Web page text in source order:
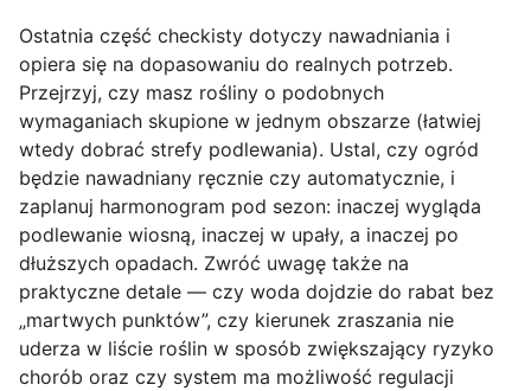
Ostatnia część checkisty dotyczy nawadniania i
opiera się na dopasowaniu do realnych potrzeb.
Przejrzyj, czy masz rośliny o podobnych
wymaganiach skupione w jednym obszarze (łatwiej
wtedy dobrać strefy podlewania). Ustal, czy ogród
będzie nawadniany ręcznie czy automatycznie, i
zaplanuj harmonogram pod sezon: inaczej wygląda
podlewanie wiosną, inaczej w upały, a inaczej po
dłuższych opadach. Zwróć uwagę także na
praktyczne detale — czy woda dojdzie do rabat bez
„martwych punktów”, czy kierunek zraszania nie
uderza w liście roślin w sposób zwiększający ryzyko
chorób oraz czy system ma możliwość regulacji